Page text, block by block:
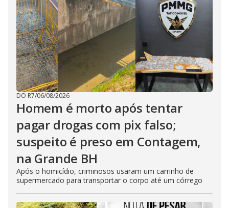
DO R7/06/08/2026
Homem é morto após tentar
pagar drogas com pix falso;
suspeito é preso em Contagem,
na Grande BH
Após o homicídio, criminosos usaram um carrinho de
supermercado para transportar o corpo até um córrego